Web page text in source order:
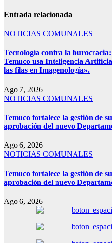
Entrada relacionada
NOTICIAS COMUNALES
Tecnología contra la
Temuco usa Inteligencia
las filas en Imagenología».
Ago 7, 2026
NOTICIAS COMUNALES
Temuco fortalece la gestión de
aprobación del nuevo
Ago 6, 2026
NOTICIAS COMUNALES
Temuco fortalece la gestión de
aprobación del nuevo
Ago 6, 2026